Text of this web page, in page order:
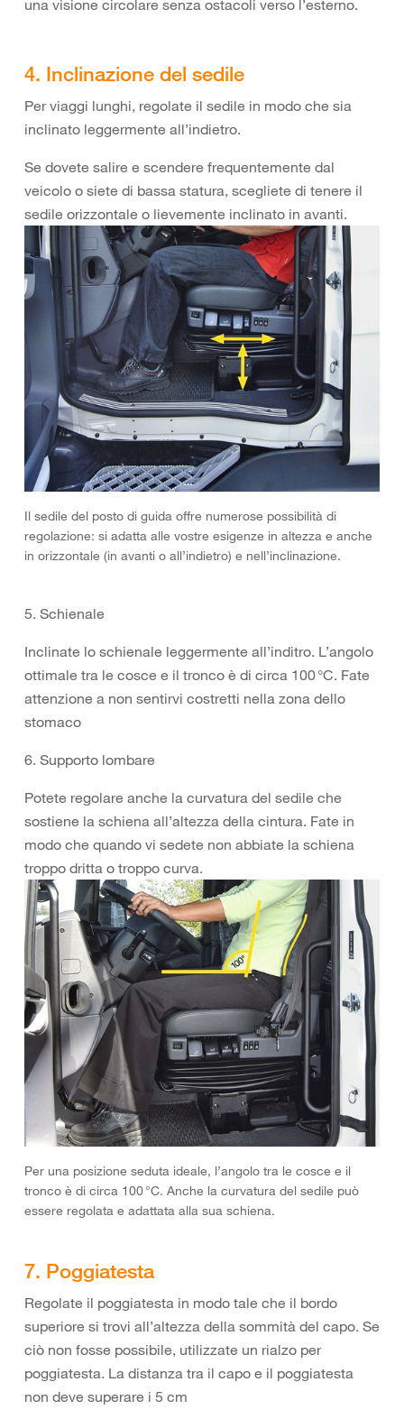
una visione circolare senza ostacoli verso l’esterno.
4. Inclinazione del sedile
Per viaggi lunghi, regolate il sedile in modo che sia
inclinato leggermente all’indietro.
Se dovete salire e scendere frequentemente dal
veicolo o siete di bassa statura, scegliete di tenere il
sedile orizzontale o lievemente inclinato in avanti.
Il sedile del posto di guida offre numerose possibilità di
regolazione: si adatta alle vostre esigenze in altezza e anche
in orizzontale (in avanti o all’indietro) e nell’inclinazione.
5. Schienale
Inclinate lo schienale leggermente all’inditro. L’angolo
ottimale tra le cosce e il tronco è di circa 100 °C. Fate
attenzione a non sentirvi costretti nella zona dello
stomaco
6. Supporto lombare
Potete regolare anche la curvatura del sedile che
sostiene la schiena all’altezza della cintura. Fate in
modo che quando vi sedete non abbiate la schiena
troppo dritta o troppo curva.
Per una posizione seduta ideale, l’angolo tra le cosce e il
tronco è di circa 100 °C. Anche la curvatura del sedile può
essere regolata e adattata alla sua schiena.
7. Poggiatesta
Regolate il poggiatesta in modo tale che il bordo
superiore si trovi all’altezza della sommità del capo. Se
ciò non fosse possibile, utilizzate un rialzo per
poggiatesta. La distanza tra il capo e il poggiatesta
non deve superare i 5 cm